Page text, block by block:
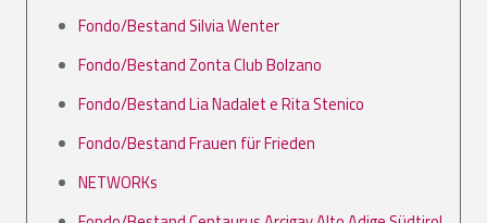
Fondo/Bestand Silvia Wenter
Fondo/Bestand Zonta Club Bolzano
Fondo/Bestand Lia Nadalet e Rita Stenico
Fondo/Bestand Frauen für Frieden
NETWORKs